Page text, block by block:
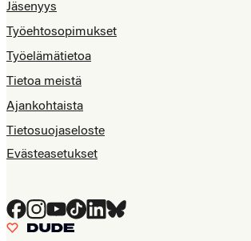
Jäsenyys
Työehtosopimukset
Työelämätietoa
Tietoa meistä
Ajankohtaista
Tietosuojaseloste
Evästeasetukset
Facebook
Instagram
YouTube
TiktokLinkedIn
Bluesky